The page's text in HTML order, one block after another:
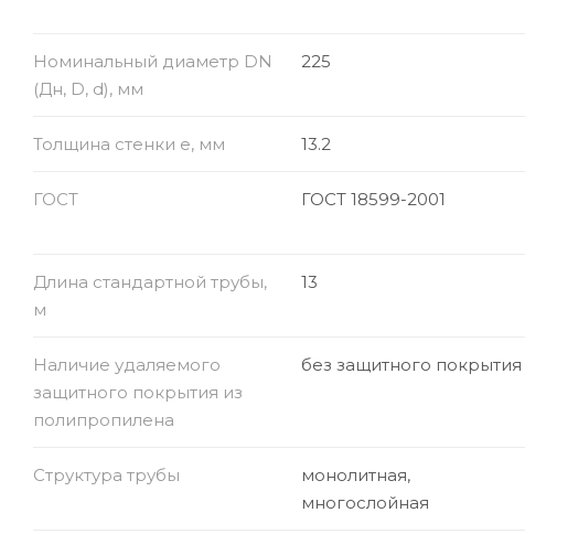
Номинальный диаметр DN
(Дн, D, d), мм
225
Толщина стенки e, мм 13.2
ГОСТ ГОСТ 18599-2001
Длина стандартной трубы,
м
13
Наличие удаляемого
защитного покрытия из
полипропилена
без защитного покрытия
Структура трубы
монолитная,
многослойная